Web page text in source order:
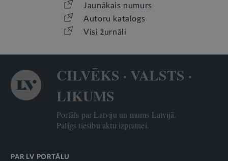
Jaunākais numurs
Autoru katalogs
Visi žurnāli
CILVĒKS · VALSTS ·
LIKUMS
Portāls par Latviju un mums Latvijā.
Palīgs tiesību aktu izpratnei.
PAR LV PORTĀLU